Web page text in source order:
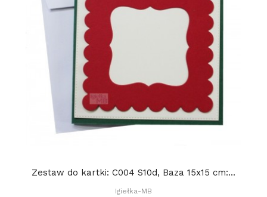
Zestaw do kartki: C004 S10d, Baza 15x15 cm:...
Igiełka-MB